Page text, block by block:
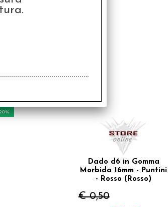
Dado d6 in Gomma
Morbida 16mm - Puntini
- Rosso (Rosso)
€ 0,50